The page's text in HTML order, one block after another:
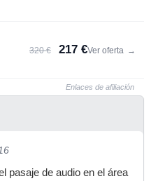
320 € 217 €Ver oferta →
Enlaces de afiliación
pasaje de audio en el área